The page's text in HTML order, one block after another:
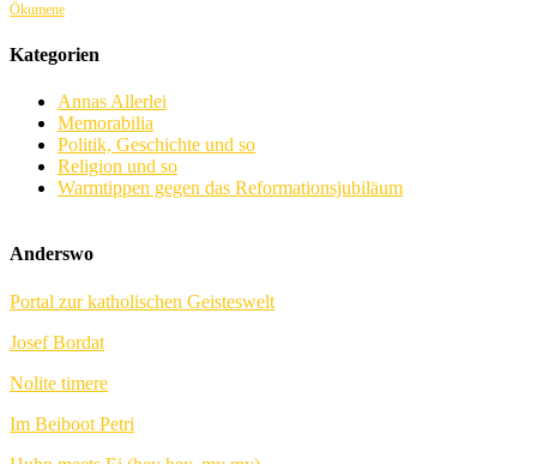
Ökumene
Kategorien
Annas Allerlei
Memorabilia
Politik, Geschichte und so
Religion und so
Warmtippen gegen das Reformationsjubiläum
Anderswo
Portal zur katholischen Geisteswelt
Josef Bordat
Nolite timere
Im Beiboot Petri